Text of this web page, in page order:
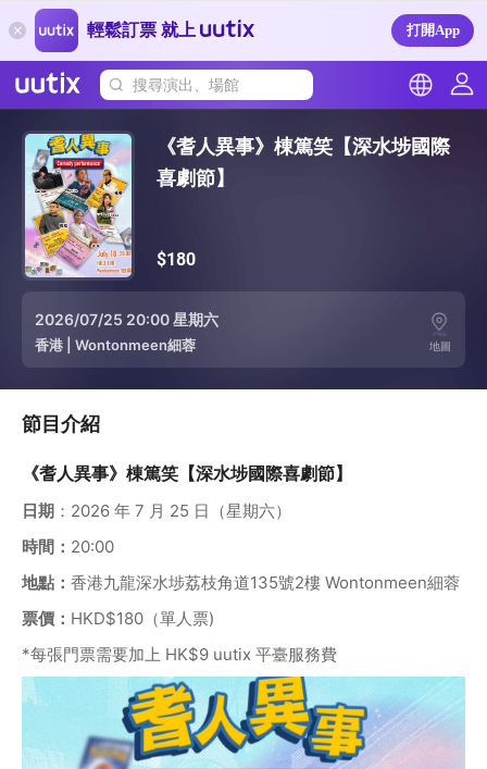
輕鬆訂票 就上 打開App
搜尋演出、場館
《耆人異事》棟篤笑【深水埗國際
喜劇節】
$180
2026/07/25 20:00 星期六
香港 Wontonmeen細蓉 地圖
節目介紹
《耆人異事》棟篤笑【深水埗國際喜劇節】
日期 ：2026 年 7 月 25 日（星期六）
時間： 20:00
地點： 香港九龍深水埗荔枝角道135號2樓 Wontonmeen細蓉
票價： HKD$180（單人票)
*每張門票需要加上 HK$9 uutix 平臺服務費